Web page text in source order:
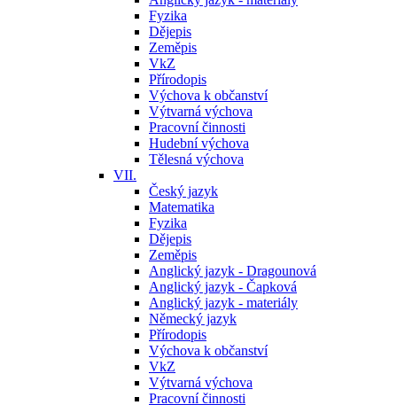
Fyzika
Dějepis
Zeměpis
VkZ
Přírodopis
Výchova k občanství
Výtvarná výchova
Pracovní činnosti
Hudební výchova
Tělesná výchova
VII.
Český jazyk
Matematika
Fyzika
Dějepis
Zeměpis
Anglický jazyk - Dragounová
Anglický jazyk - Čapková
Anglický jazyk - materiály
Německý jazyk
Přírodopis
Výchova k občanství
VkZ
Výtvarná výchova
Pracovní činnosti